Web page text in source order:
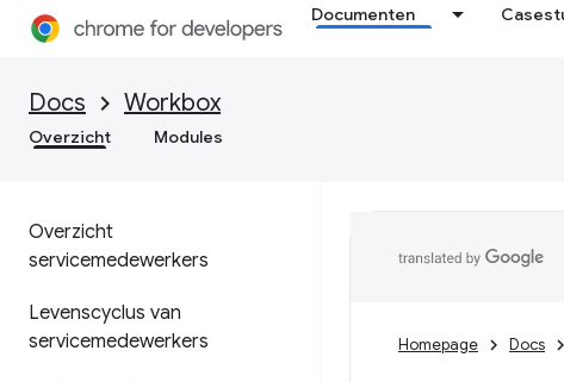
Documenten
Docs Workbox
Overzicht Modules
Overzicht
servicemedewerkers
Levenscyclus van
servicemedewerkers
Homepage Docs